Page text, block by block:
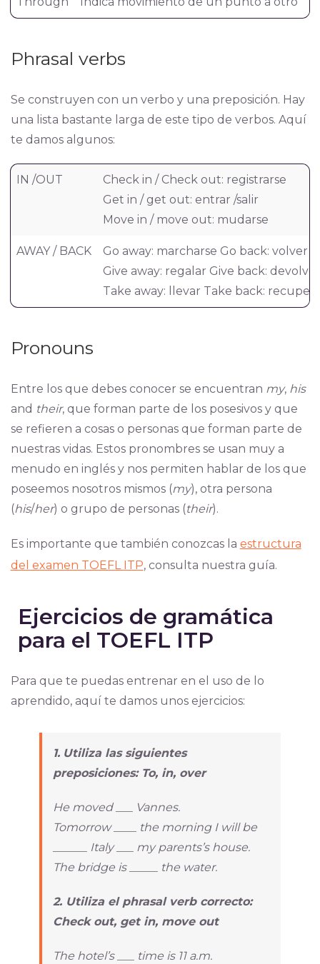
Phrasal verbs
Se construyen con un verbo y una preposición. Hay
una lista bastante larga de este tipo de verbos. Aquí
te damos algunos:
IN /OUT
Check in / Check out: registrarse
Get in / get out: entrar /salir
Move in / move out: mudarse
AWAY / BACK
Go away: marcharse Go back: volver
Give away: regalar Give back: devolver
Take away: llevar Take back:
Pronouns
Entre los que debes conocer se encuentran my, his
and their, que forman parte de los posesivos y que
se refieren a cosas o personas que forman parte de
nuestras vidas. Estos pronombres se usan muy a
menudo en inglés y nos permiten hablar de los que
poseemos nosotros mismos (my), otra persona
(his/her) o grupo de personas (their).
Es importante que también conozcas la estructura
del examen TOEFL ITP, consulta nuestra guía.
Ejercicios de gramática
para el TOEFL ITP
Para que te puedas entrenar en el uso de lo
aprendido, aquí te damos unos ejercicios:
1. Utiliza las siguientes
preposiciones: To, in, over
He moved ___ Vannes.
Tomorrow ____ the morning I will be
______ Italy ___ my parents’s house.
The bridge is _____ the water.
2. Utiliza el phrasal verb correcto:
Check out, get in, move out
The hotel’s ___ time is 11 a.m.